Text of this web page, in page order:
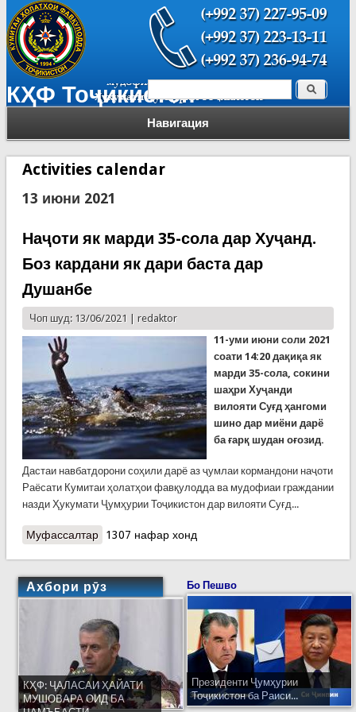
КҲФ Тоҷикистон
Навигация
Форма поиска Поиск
Activities calendar
13 июни 2021
Наҷоти як марди 35-сола дар Хуҷанд.
Боз кардани як дари баста дар
Душанбе
Чоп шуд: 13/06/2021 | redaktor
11-уми июни соли 2021
соати 14:20 дақиқа як
марди 35-сола, сокини
шаҳри Хуҷанди
вилояти Суғд ҳангоми
шино дар миёни дарё
ба ғарқ шудан оғозид.
Дастаи навбатдорони соҳили дарё аз ҷумлаи кормандони наҷоти
Раёсати Кумитаи ҳолатҳои фавқулодда ва мудофиаи граждании
назди Ҳукумати Ҷумҳурии Тоҷикистон дар вилояти Суғд...
Муфассалтаро Наҷоти як марди 35-сола дар Хуҷанд. Боз
1307 нафар хонд
Ахбори рӯз
КҲФ: ҶАЛАСАИ ҲАЙАТИ
МУШОВАРА ОИД БА
Бо Пешво
Президенти Ҷумҳурии
Тоҷикистон ба Раиси...